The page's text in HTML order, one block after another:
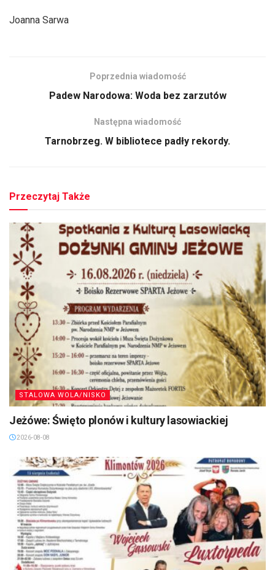
Joanna Sarwa
Poprzednia wiadomość
Padew Narodowa: Woda bez zarzutów
Następna wiadomość
Tarnobrzeg. W bibliotece padły rekordy.
Przeczytaj Także
STALOWA WOLA/NISKO
Jeżówe: Święto plonów i kultury lasowiackiej
2026-08-08